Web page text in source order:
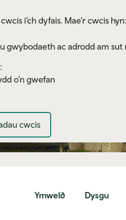
i’ch dyfais. Mae’r cwcis hyn:
gwybodaeth ac adrodd am sut
o’n gwefan
cwcis
Ymweld Dysgu